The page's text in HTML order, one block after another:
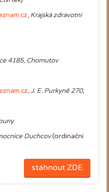
, Krajská zdravotní
4185, Chomutov
,J. E. Purkyně 270,
Duchcov(ordinační
stáhnout ZDE